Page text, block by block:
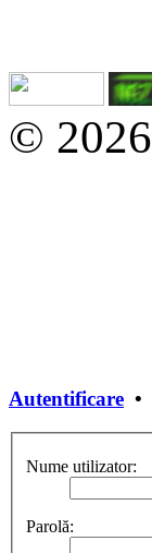
© 2026
Autentificare •
Nume utilizator:
Parolă: